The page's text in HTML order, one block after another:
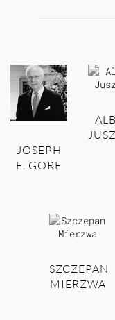
JOSEPH
E. GORE
SZCZEPAN
MIERZWA